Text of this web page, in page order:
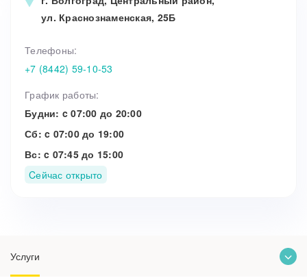
Прием кардиолога
ул. Краснознаменская, 25Б
Телефоны:
+7 (8442) 59-10-53
График работы:
Будни: c 07:00 до 20:00
Сб: c 07:00 до 19:00
Вс: c 07:45 до 15:00
Cейчас открыто
Услуги